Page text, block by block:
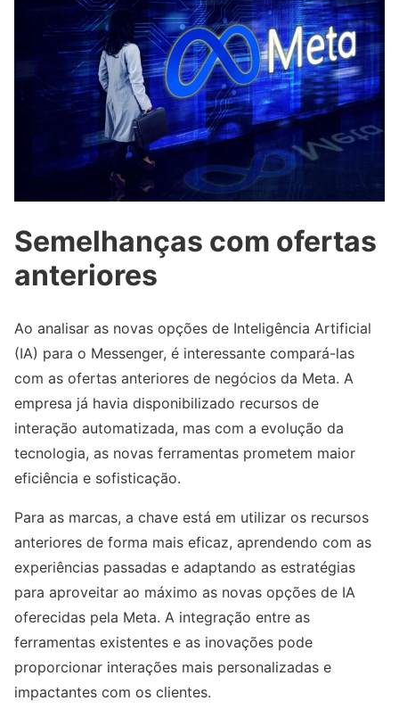
Semelhanças com ofertas
anteriores
Ao analisar as novas opções de Inteligência Artificial
(IA) para o Messenger, é interessante compará-las
com as ofertas anteriores de negócios da Meta. A
empresa já havia disponibilizado recursos de
interação automatizada, mas com a evolução da
tecnologia, as novas ferramentas prometem maior
eficiência e sofisticação.
Para as marcas, a chave está em utilizar os recursos
anteriores de forma mais eficaz, aprendendo com as
experiências passadas e adaptando as estratégias
para aproveitar ao máximo as novas opções de IA
oferecidas pela Meta. A integração entre as
ferramentas existentes e as inovações pode
proporcionar interações mais personalizadas e
impactantes com os clientes.